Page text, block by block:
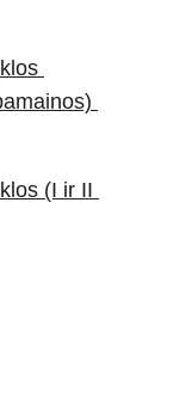
(I ir II